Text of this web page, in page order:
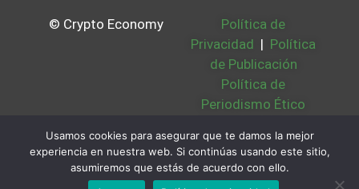
© Crypto Economy
Política de
Privacidad | Política
de Publicación
Política de
Periodismo Ético
Bases Legales |
Partners | Sobre
Nosotros
Usamos cookies para asegurar que te damos la mejor
experiencia en nuestra web. Si continúas usando este sitio,
asumiremos que estás de acuerdo con ello.